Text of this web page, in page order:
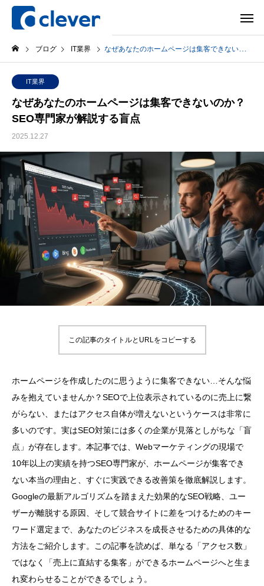
ブログ IT業界 なぜあなたのホームページは集客できないのか？SEO専門家が解説する盲点
IT業界
なぜあなたのホームページは集客できないのか？
SEO専門家が解説する盲点
2025.12.27
この記事のタイトルとURLをコピーする
ホームページを作成したのに思うように集客できない…そんな悩
みを抱えていませんか？SEOで上位表示されているのに売上に繋
がらない、またはアクセス自体が増えないというケースは非常に
多いのです。実はSEO対策には多くの企業が見落としがちな「盲
点」が存在します。本記事では、Webマーケティングの現場で
10年以上の実績を持つSEO専門家が、ホームページが集客でき
ない本当の理由と、すぐに実践できる改善策を徹底解説します。
Googleの最新アルゴリズムを踏まえた効果的なSEO戦略、ユー
ザーが離脱する原因、そして競合サイトに差をつけるためのキー
ワード選定まで、あなたのビジネスを成長させるための具体的な
方法をご紹介します。この記事を読めば、単なる「アクセス数」
ではなく「売上に直結する集客」ができるホームページへと生ま
れ変わらせることができるでしょう。